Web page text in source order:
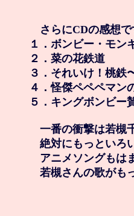
さらにCDの感想で
１．ボンビー・モン
２．菜の花鉄道
３．それいけ！桃鉄
４．怪傑ペペペマン
５．キングボンビー
一番の衝撃は若槻
絶対にもっといろ
アニメソングもは
若槻さんの歌がも